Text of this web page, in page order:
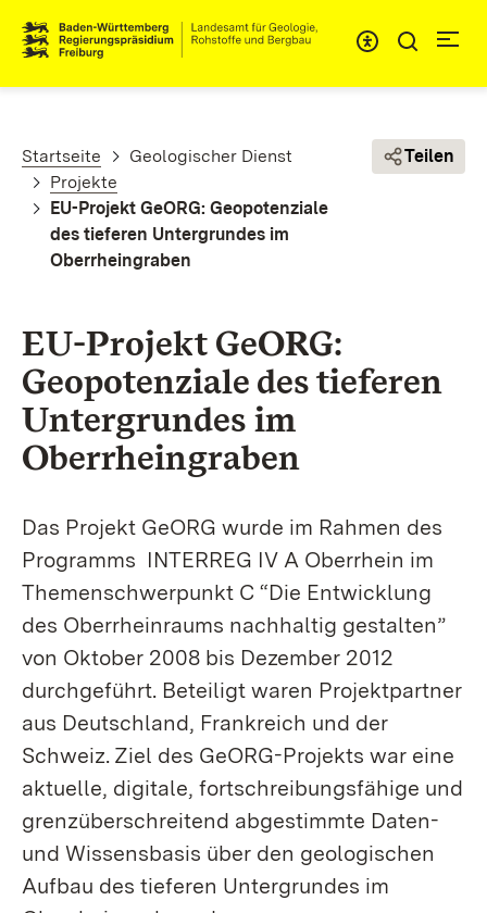
Pfadnavigation
Startseite
Geologischer Dienst
Projekte
EU-Projekt GeORG: Geopotenziale
des tieferen Untergrundes im
Oberrheingraben
Teilen
EU-Projekt GeORG:
Geopotenziale des tieferen
Untergrundes im
Oberrheingraben
Das Projekt GeORG wurde im Rahmen des
Programms INTERREG IV A Oberrhein im
Themenschwerpunkt C “Die Entwicklung
des Oberrheinraums nachhaltig gestalten”
von Oktober 2008 bis Dezember 2012
durchgeführt. Beteiligt waren Projektpartner
aus Deutschland, Frankreich und der
Schweiz. Ziel des GeORG-Projekts war eine
aktuelle, digitale, fortschreibungsfähige und
grenzüberschreitend abgestimmte Daten-
und Wissensbasis über den geologischen
Aufbau des tieferen Untergrundes im